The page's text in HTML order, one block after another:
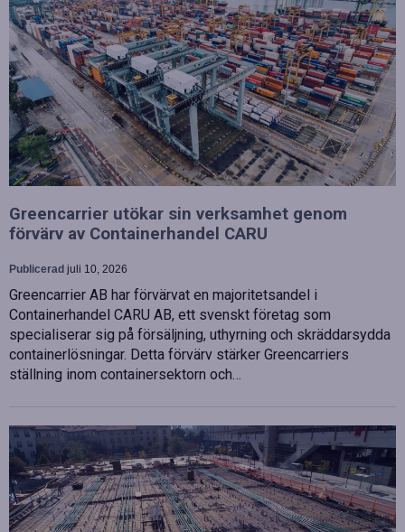
Greencarrier utökar sin verksamhet genom
förvärv av Containerhandel CARU
Publicerad juli 10, 2026
Greencarrier AB har förvärvat en majoritetsandel i
Containerhandel CARU AB, ett svenskt företag som
specialiserar sig på försäljning, uthyrning och skräddarsydda
containerlösningar. Detta förvärv stärker Greencarriers
ställning inom containersektorn och…